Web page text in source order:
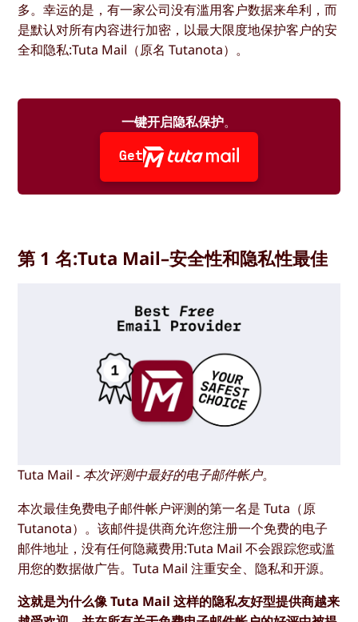
多。幸运的是，有一家公司没有滥用客户数据来牟利，而
是默认对所有内容进行加密，以最大限度地保护客户的安
全和隐私:Tuta Mail（原名 Tutanota）。
一键开启隐私保护。
Get
第 1 名:Tuta Mail–安全性和隐私性最佳
Tuta Mail - 本次评测中最好的电子邮件帐户。
本次最佳免费电子邮件帐户评测的第一名是 Tuta（原
Tutanota）。该邮件提供商允许您注册一个免费的电子
邮件地址，没有任何隐藏费用:Tuta Mail 不会跟踪您或滥
用您的数据做广告。Tuta Mail 注重安全、隐私和开源。
这就是为什么像 Tuta Mail 这样的隐私友好型提供商越来